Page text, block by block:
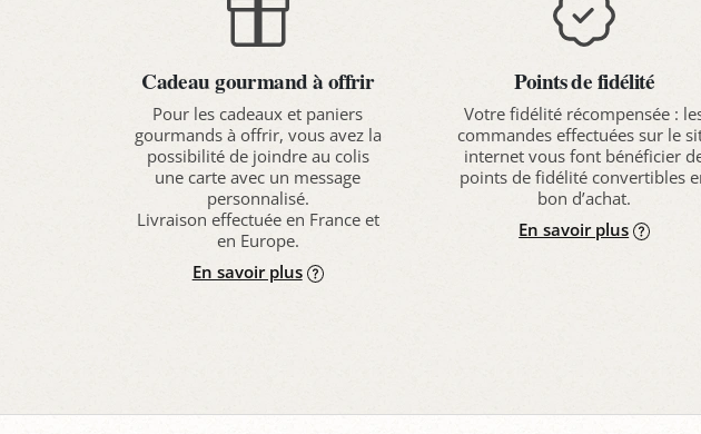
Cadeau gourmand à offrir
Pour les cadeaux et paniers
gourmands à offrir, vous avez la
possibilité de joindre au colis
une carte avec un message
personnalisé.
Livraison effectuée en France et
en Europe.
En savoir plus
Points de fidélité
Votre fidélité récompensée :
commandes effectuées sur le
internet vous font bénéficier
points de fidélité convertibles
bon d’achat.
En savoir plus